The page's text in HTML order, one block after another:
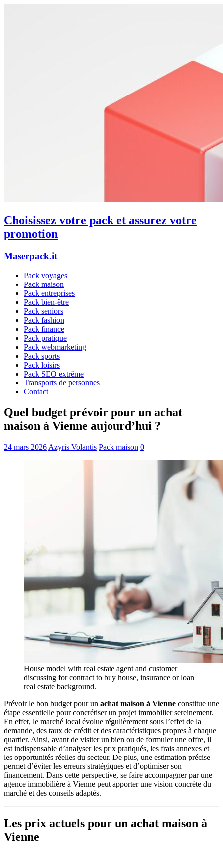
Choisissez votre pack et assurez votre
promotion
Maserpack.it
Pack voyages
Pack maison
Pack entreprises
Pack bien-être
Pack seniors
Pack fashion
Pack finance
Pack pratique
Pack webmarketing
Pack sports
Pack loisirs
Pack SEO extrême
Transports de personnes
Contact
Quel budget prévoir pour un achat
maison à Vienne aujourd’hui ?
24 mars 2026 Azyris Volantis Pack maison 0
House model with real estate agent and customer
discussing for contract to buy house, insurance or loan
real estate background.
Prévoir le bon budget pour un achat maison à Vienne constitue une
étape essentielle pour concrétiser un projet immobilier sereinement.
En effet, le marché local évolue régulièrement sous l’effet de la
demande, des taux de crédit et des caractéristiques propres à chaque
quartier. Ainsi, avant de visiter un bien ou de formuler une offre, il
est indispensable d’analyser les prix pratiqués, les frais annexes et
les opportunités réelles du secteur. De plus, une estimation précise
permet d’éviter les erreurs stratégiques et d’optimiser son
financement. Dans cette perspective, se faire accompagner par une
agence immobilière à Vienne peut apporter une vision concrète du
marché et des conseils adaptés.
Les prix actuels pour un achat maison à
Vienne